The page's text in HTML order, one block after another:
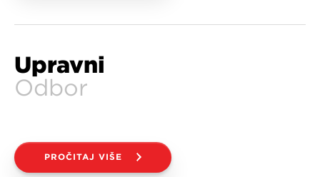
Upravni
Odbor
PROČITAJ VIŠE